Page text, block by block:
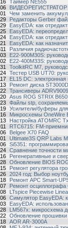
Таймер NE555
ВИДЕОРЕГИСТРАТОР
Чем заменить
Редакторы Gerber
EasyEDA: как
EasyEDA:
EasyEDA: как
EasyEDA: как
Различия
E22-900M30S:
E22-400M33S:
ToolkitRC M7,
Тестер USB UT70:
EL15 DC: электронная
Ремонт диска
Трансиверы
Asus ROG STRIX
Файлы stp,
Усилители/буферы
Микросхемы OneWire
Настройка ATOMRC
RTC6715: FM-
Belgee X70 FAQ
Ultimate3S QRP Labs
Si5351:
Сравнение точности
Регенеративные и
Обновление BIOS
Ремонт регулятора
2024 год: Выбор
Ремонт APC Smart-
Ремонт осциллографа
LTspice Piecewise
Симулятор EasyEDA:
EasyEDA:
LM567x: микросхема
Обновление
AOR AR-3000A